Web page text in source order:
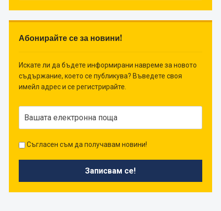
Абонирайте се за новини!
Искате ли да бъдете информирани навреме за новото
съдържание, което се публикува? Въведете своя
имейл адрес и се регистрирайте.
Съгласен съм да получавам новини!